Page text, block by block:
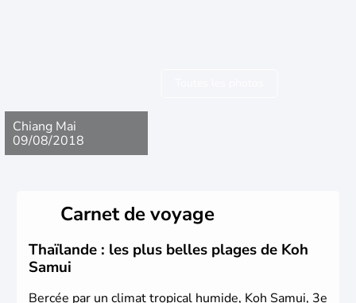
Chiang Mai
09/08/2018
Carnet de voyage
Thaïlande : les plus belles plages de Koh
Samui
Bercée par un climat tropical humide, Koh Samui, 3e